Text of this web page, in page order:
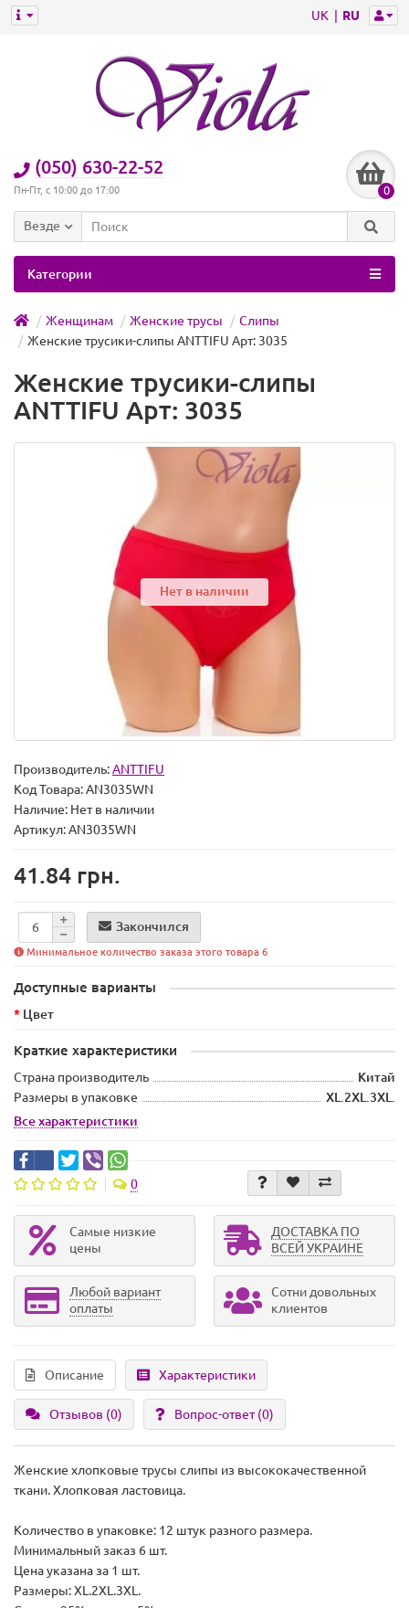
UK RU
(050) 630-22-52
Пн-Пт, с 10:00 до 17:00 0
Везде
Категории
Женщинам Женские трусы
Слипы
Женские трусики-слипы ANTTIFU Арт: 3035
Женские трусики-слипы
ANTTIFU Арт: 3035
Нет в наличии
Производитель:ANTTIFU
Код Товара:AN3035WN
Наличие: Нет в наличии
Артикул: AN3035WN
41.84 грн.
Закончился
Минимальное количество заказа этого товара 6
Доступные варианты
Цвет
Краткие характеристики
Страна производитель
Китай
Размеры в упаковке
XL.2XL.3XL.
Все характеристики
0
Самые низкие
цены
ДОСТАВКА ПО
ВСЕЙ УКРАИНЕ
Любой вариант
оплаты
Сотни довольных
клиентов
Описание Характеристики
Отзывов (0) Вопрос-ответ(0)
Женские хлопковые трусы слипы из высококачественной
ткани. Хлопковая ластовица.
Количество в упаковке: 12 штук разного размера.
Минимальный заказ 6 шт.
Цена указана за 1 шт.
Размеры: XL.2XL.3XL.